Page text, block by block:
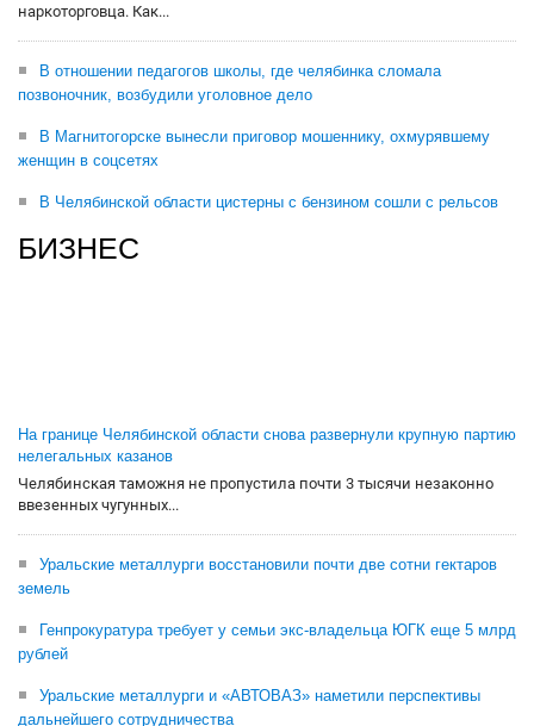
наркоторговца. Как...
В отношении педагогов школы, где челябинка сломала
позвоночник, возбудили уголовное дело
В Магнитогорске вынесли приговор мошеннику, охмурявшему
женщин в соцсетях
В Челябинской области цистерны с бензином сошли с рельсов
БИЗНЕС
На границе Челябинской области снова развернули крупную партию
нелегальных казанов
Челябинская таможня не пропустила почти 3 тысячи незаконно
ввезенных чугунных...
Уральские металлурги восстановили почти две сотни гектаров
земель
Генпрокуратура требует у семьи экс-владельца ЮГК еще 5 млрд
рублей
Уральские металлурги и «АВТОВАЗ» наметили перспективы
дальнейшего сотрудничества